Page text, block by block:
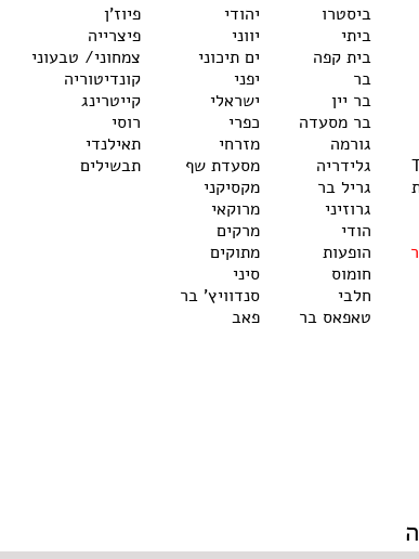
ביסטרו
ביתי
בית קפה
בר
בר יין
בר מסעדה
גורמה
גלידריה
גריל בר
גרוזיני
הודי
הופעות
חומוס
חלבי
טאפאס בר
יהודי
יווני
ים תיכוני
יפני
ישראלי
כפרי
מזרחי
מסעדת שף
מקסיקני
מרוקאי
מרקים
מתוקים
סיני
סנדוויץ' בר
פאב
פיוז'ן
פיצרייה
צמחוני/ טבעוני
קונדיטוריה
קייטרינג
רוסי
תאילנדי
תבשילים